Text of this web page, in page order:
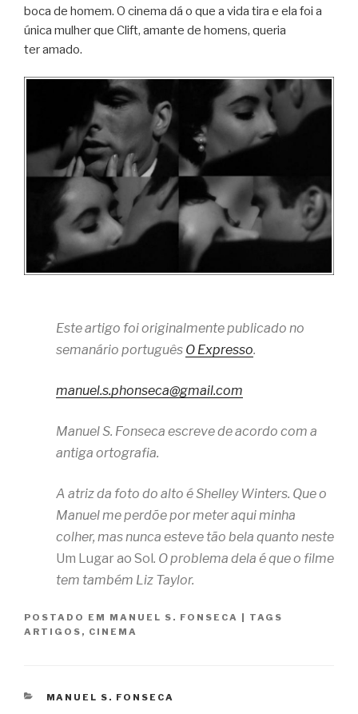
boca de homem. O cinema dá o que a vida tira e ela foi a
única mulher que Clift, amante de homens, que­ria
ter amado.
Este artigo foi originalmente publicado no
semanário português O Expresso.
manuel.s.phonseca@gmail.com
Manuel S. Fonseca escreve de acordo com a
antiga ortografia.
A atriz da foto do alto é Shelley Winters. Que o
Manuel me perdõe por meter aqui minha
colher, mas nunca esteve tão bela quanto neste
Um Lugar ao Sol. O problema dela é que o filme
tem também Liz Taylor.
POSTADO EM MANUEL S. FONSECA | TAGS
ARTIGOS , CINEMA
CATEGORIAS
MANUEL S. FONSECA